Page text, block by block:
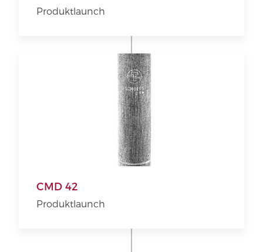
Produktlaunch
CMD 42
Produktlaunch